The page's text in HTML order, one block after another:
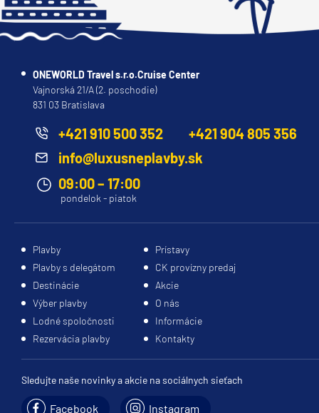
Seven Seas Navigator®
Seven Seas Splendor™
Ritz-Carlton
Evrima
Ilma
Luminara
Royal Caribbean Cruises
Adventure of the Seas
Allure of the Seas
Anthem of the Seas
Brilliance of the Seas
Enchantment of the Seas
Explorer of the Seas
Freedom of the Seas
Grandeur of the Seas
Harmony of the Seas
ONEWORLD Travel s.r.o.Cruise Center
Vajnorská 21/A (2. poschodie)
831 03 Bratislava
+421 910 500 352
+421 904 805 356
info@luxusneplavby.sk
09:00 – 17:00
pondelok - piatok
Plavby
Prístavy
Plavby s delegátom
CK provízny predaj
Destinácie
Akcie
Výber plavby
O nás
Lodné spoločnosti
Informácie
Rezervácia plavby
Kontakty
Sledujte naše novinky a akcie na sociálnych sieťach
Facebook Instagram